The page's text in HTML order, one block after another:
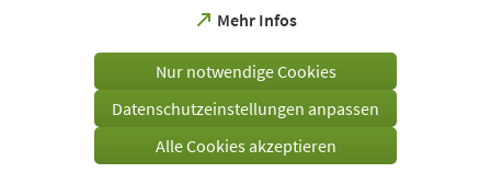
Mehr Infos
(Öffnet
einem
Tab)
Nur notwendige Cookies
Datenschutzeinstellungen anpassen
Alle Cookies akzeptieren